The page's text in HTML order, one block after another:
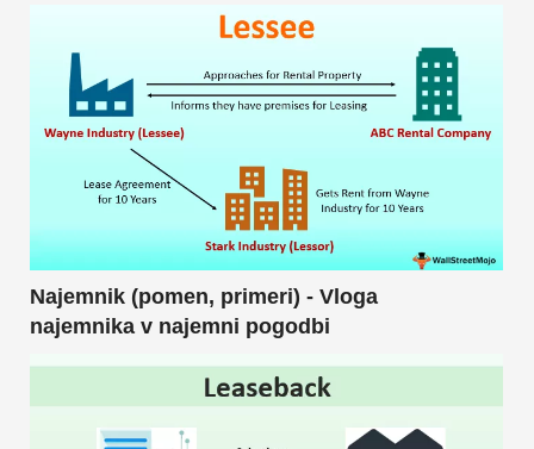
Najemnik (pomen, primeri) - Vloga
najemnika v najemni pogodbi